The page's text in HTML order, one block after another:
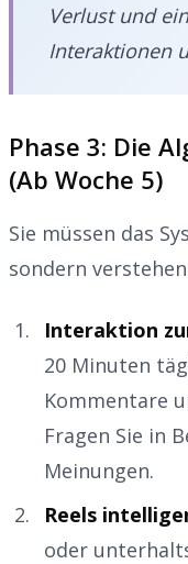
Verlust und
Interaktionen
Phase 3: Die
(Ab Woche 5)
Sie müssen das
sondern
Interaktion
20 Minuten
Kommentare
Fragen Sie in
Meinungen.
Reels
oder